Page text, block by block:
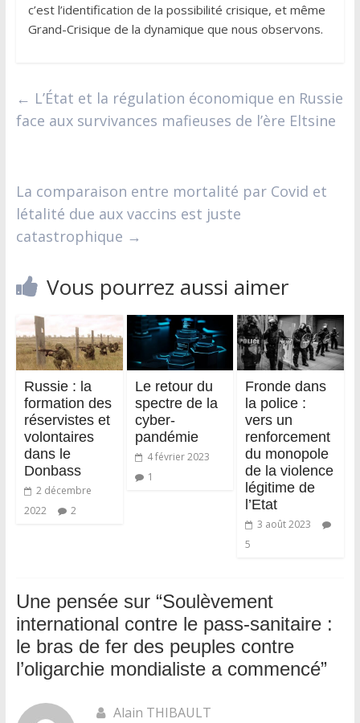
c’est l’identification de la possibilité crisique, et même
Grand-Crisique de la dynamique que nous observons.
← L’État et la régulation économique en Russie
face aux survivances mafieuses de l’ère Eltsine
La comparaison entre mortalité par Covid et
létalité due aux vaccins est juste
catastrophique →
Vous pourrez aussi aimer
Russie : la
formation des
réservistes et
volontaires
dans le
Donbass
2 décembre
2022
2
Le retour du
spectre de la
cyber-
pandémie
4 février 2023
1
Fronde dans
la police :
vers un
renforcement
du monopole
de la violence
légitime de
l’Etat
3 août 2023
5
Une pensée sur “Soulèvement
international contre le pass-sanitaire :
le bras de fer des peuples contre
l’oligarchie mondialiste a commencé”
Alain THIBAULT